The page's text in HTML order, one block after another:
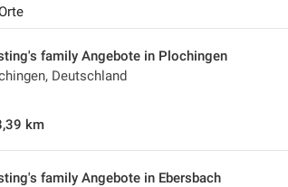
family Angebote in Plochingen
Deutschland
km
family Angebote in Ebersbach